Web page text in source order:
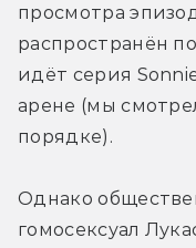
просмотра
распространён
идёт серия
арене (мы
порядке).
Однако
гомосексуал